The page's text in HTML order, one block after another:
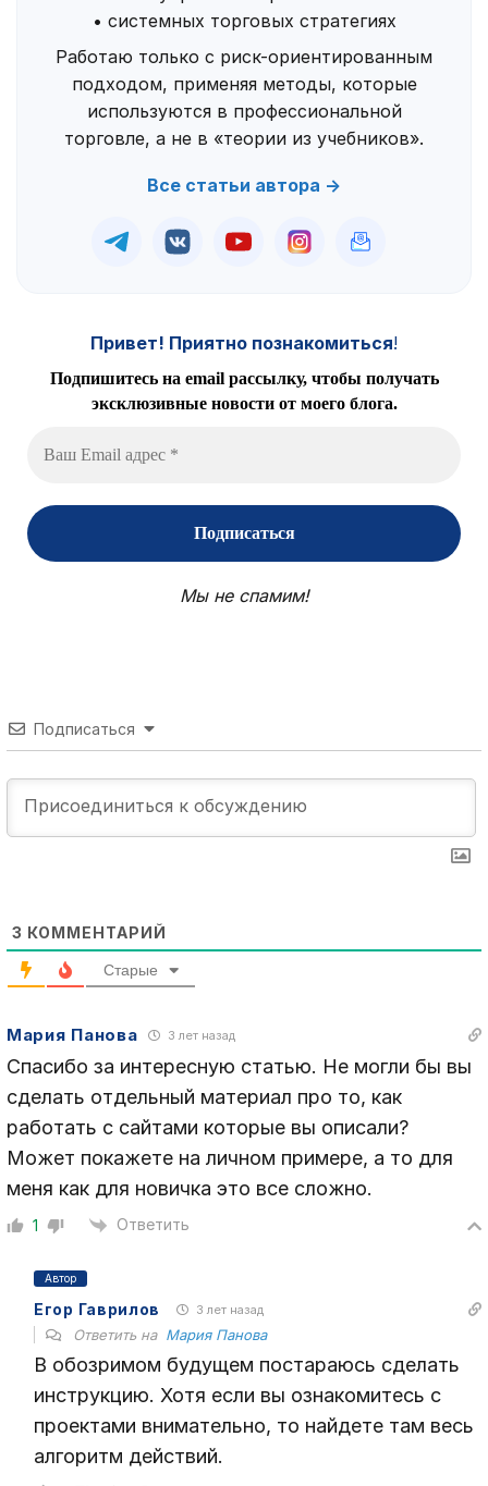
• системных торговых стратегиях
Работаю только с риск-ориентированным
подходом, применяя методы, которые
используются в профессиональной
торговле, а не в «теории из учебников».
Все статьи автора →
Привет! Приятно познакомиться!
Подпишитесь на email рассылку, чтобы получать
эксклюзивные новости от моего блога.
Мы не спамим!
Подписаться
3 КОММЕНТАРИЙ
Старые
Мария Панова 3 лет назад
Спасибо за интересную статью. Не могли бы вы
сделать отдельный материал про то, как
работать с сайтами которые вы описали?
Может покажете на личном примере, а то для
меня как для новичка это все сложно.
1 Ответить
Автор
Егор Гаврилов 3 лет назад
Ответить на Мария Панова
В обозримом будущем постараюсь сделать
инструкцию. Хотя если вы ознакомитесь с
проектами внимательно, то найдете там весь
алгоритм действий.